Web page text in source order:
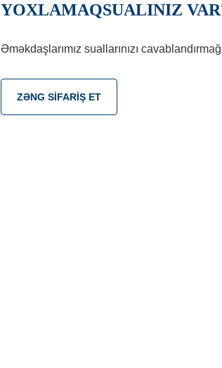
YOXLAMAQSUALINIZ
Əməkdaşlarımız suallarınızı
ZƏNG SIFARIŞ ET